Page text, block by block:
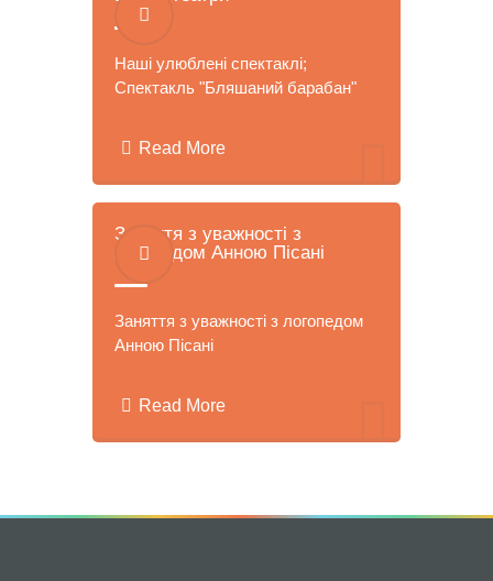
Наші улюблені спектаклі;
Спектакль "Бляшаний барабан"
Read More
Заняття з уважності з
логопедом Анною Пісані
Заняття з уважності з логопедом
Анною Пісані
Read More